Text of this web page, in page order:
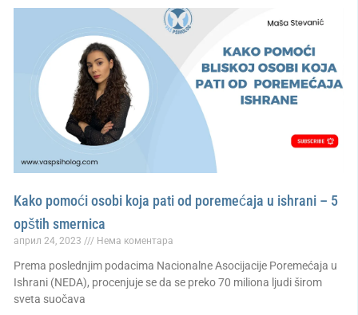
Kako pomoći osobi koja pati od poremećaja u ishrani – 5
opštih smernica
април 24, 2023 Нема коментара
Prema poslednjim podacima Nacionalne Asocijacije Poremećaja u
Ishrani (NEDA), procenjuje se da se preko 70 miliona ljudi širom
sveta suočava